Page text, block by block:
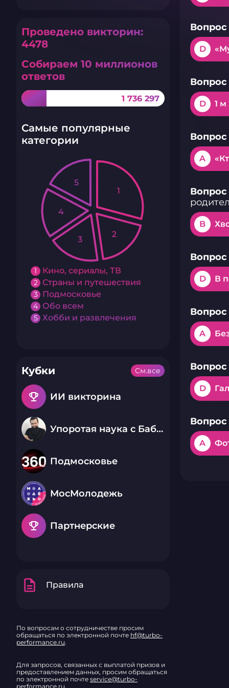
Проведено викторин:
4478
Собираем 10 миллионов
ответов
1 736 297
Самые популярные
категории
1 Кино, сериалы, ТВ
2 Страны и путешествия
3 Подмосковье
4 Обо всем
5 Хобби и развлечения
1
2
3
4
5
Кубки
emoji_events ИИ викторина
Упоротая наука с Бабаем Лютым
Подмосковье
МосМолодежь
emoji_events Партнерские
См.все
description Правила
По вопросам о сотрудничестве просим
обращаться по электронной почте hf@turbo-
performance.ru.
Для запросов, связанных с выплатой призов и
предоставлением данных, просим обращаться
по электронной почте service@turbo-
performance.ru.
Вопрос
D
Вопрос
D 1 м
Вопрос
A
Вопрос
B
Вопрос
D В
Вопрос
A
Вопрос
D
Вопрос
A